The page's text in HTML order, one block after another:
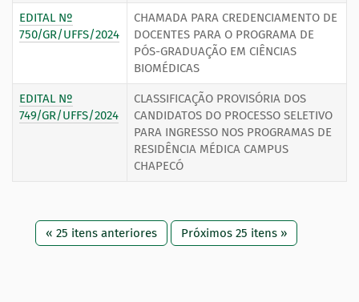
EDITAL Nº
750/GR/UFFS/2024
CHAMADA PARA CREDENCIAMENTO DE
DOCENTES PARA O PROGRAMA DE
PÓS-GRADUAÇÃO EM CIÊNCIAS
BIOMÉDICAS
EDITAL Nº
749/GR/UFFS/2024
CLASSIFICAÇÃO PROVISÓRIA DOS
CANDIDATOS DO PROCESSO SELETIVO
PARA INGRESSO NOS PROGRAMAS DE
RESIDÊNCIA MÉDICA CAMPUS
CHAPECÓ
« 25 itens anteriores Próximos 25 itens »